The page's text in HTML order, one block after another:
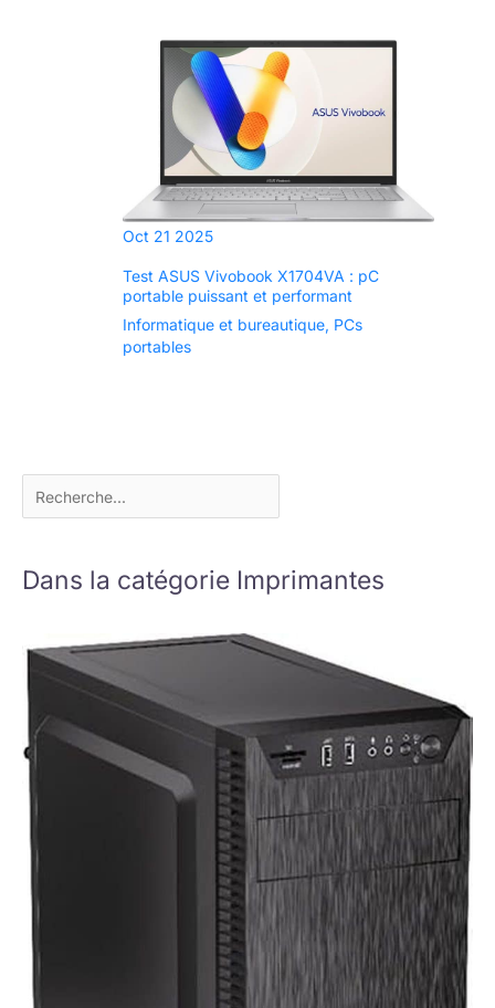
Oct 21 2025
Test ASUS Vivobook X1704VA : pC
portable puissant et performant
Informatique et bureautique, PCs
portables
Dans la catégorie Imprimantes